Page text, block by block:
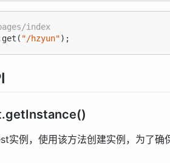
index
"/hzyun");
实例，使用该方法创建实例，为了确